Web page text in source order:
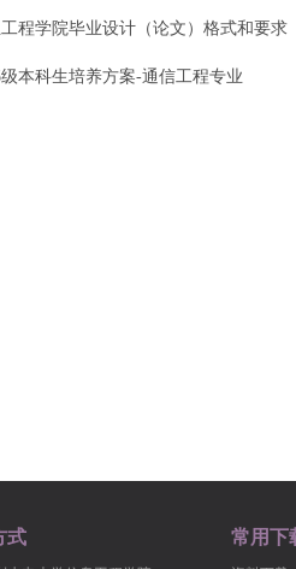
程学院毕业设计（论文）格式和要求
级本科生培养方案-通信工程专业
式 常用下